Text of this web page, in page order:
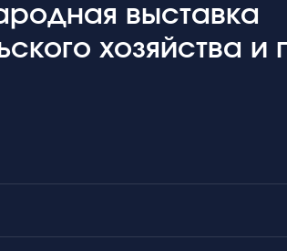
выставка
хозяйства